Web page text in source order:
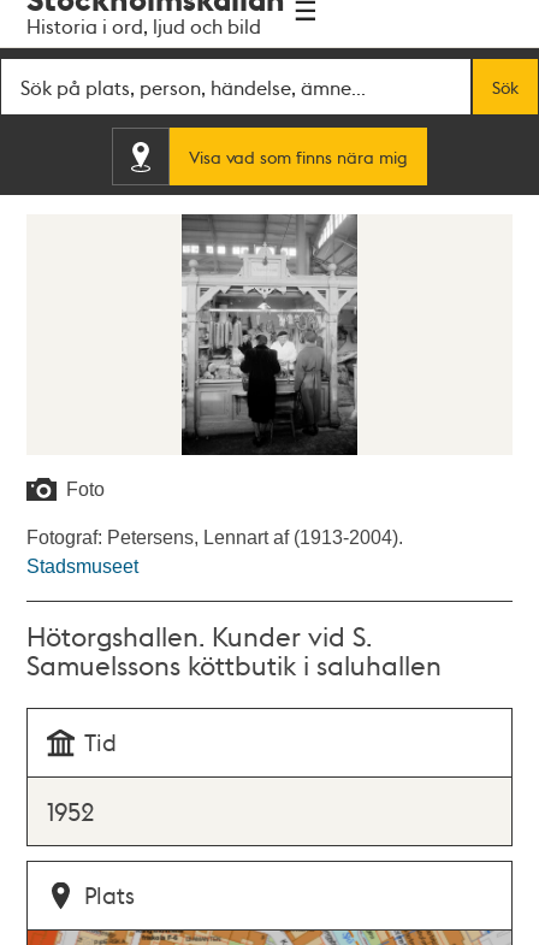
navigationen
huvudinnehållet
Historia i ord, ljud och bild
Sök
Visa vad som finns nära mig
Foto
Fotograf: Petersens, Lennart af (1913-2004).
Stadsmuseet
Hötorgshallen. Kunder vid S.
Samuelssons köttbutik i saluhallen
Tid
1952
Plats